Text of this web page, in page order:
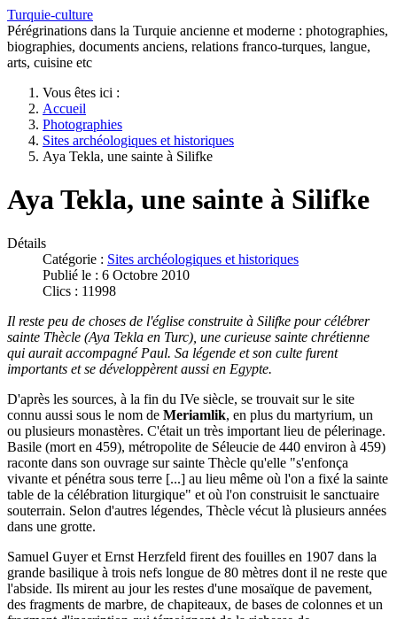
Turquie-culture
Pérégrinations dans la Turquie ancienne et moderne : photographies,
biographies, documents anciens, relations franco-turques, langue,
arts, cuisine etc
Vous êtes ici :
Accueil
Photographies
Sites archéologiques et historiques
Aya Tekla, une sainte à Silifke
Aya Tekla, une sainte à Silifke
Détails
Catégorie : Sites archéologiques et historiques
Publié le : 6 Octobre 2010
Clics : 11998
Il reste peu de choses de l'église construite à Silifke pour célébrer
sainte Thècle (Aya Tekla en Turc), une curieuse sainte chrétienne
qui aurait accompagné Paul. Sa légende et son culte furent
importants et se développèrent aussi en Egypte.
D'après les sources, à la fin du IVe siècle, se trouvait sur le site
connu aussi sous le nom de Meriamlik, en plus du martyrium, un
ou plusieurs monastères. C'était un très important lieu de pélerinage.
Basile (mort en 459), métropolite de Séleucie de 440 environ à 459)
raconte dans son ouvrage sur sainte Thècle qu'elle "s'enfonça
vivante et pénétra sous terre [...] au lieu même où l'on a fixé la sainte
table de la célébration liturgique" et où l'on construisit le sanctuaire
souterrain. Selon d'autres légendes, Thècle vécut là plusieurs années
dans une grotte.
Samuel Guyer et Ernst Herzfeld firent des fouilles en 1907 dans la
grande basilique à trois nefs longue de 80 mètres dont il ne reste que
l'abside. Ils mirent au jour les restes d'une mosaïque de pavement,
des fragments de marbre, de chapiteaux, de bases de colonnes et un